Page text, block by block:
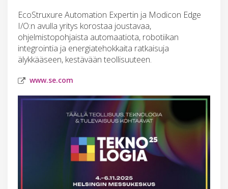
EcoStruxure Automation Expertin ja Modicon Edge
I/O:n avulla yritys korostaa joustavaa,
ohjelmistopohjaista automaatiota, robotiikan
integrointia ja energiatehokkaita ratkaisuja
älykkääseen, kestävään teollisuuteen.
www.se.com